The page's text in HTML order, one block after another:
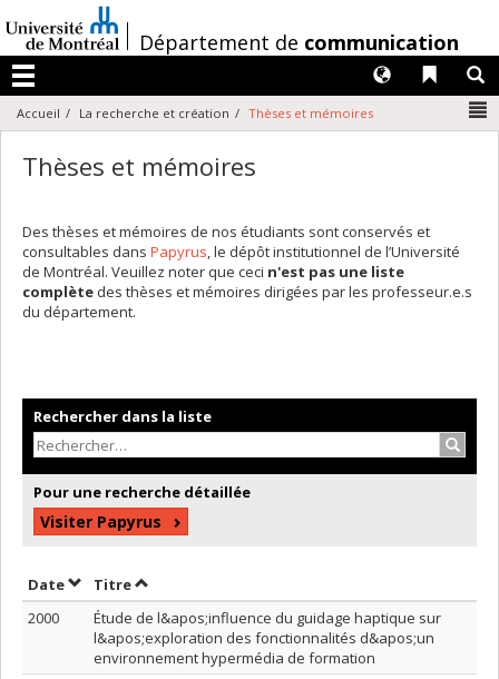
au
contenu
/Département de communication
Menu
Liens
Langues
Accueil La recherche et création Thèses et mémoires
Thèses et mémoires
Des thèses et mémoires de nos étudiants sont conservés et
consultables dans Papyrus, le dépôt institutionnel de l’Université
de Montréal. Veuillez noter que ceci n'est pas une liste
complète des thèses et mémoires dirigées par les professeur.e.s
du département.
Rechercher dans la liste
Pour une recherche détaillée
Visiter Papyrus
DateTrier par date en ordre croissant
TitreTrier par titre en ordre croissant
2000
Étude de l&apos;influence du guidage haptique sur
l&apos;exploration des fonctionnalités d&apos;un
environnement hypermédia de formation